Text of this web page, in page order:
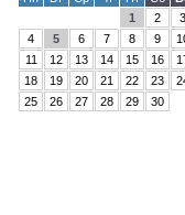
1
2
3
4
5 6 7 8 9
11
12 13 14 15 16
18
19 20 21 22 23
25
26 27 28 29 30